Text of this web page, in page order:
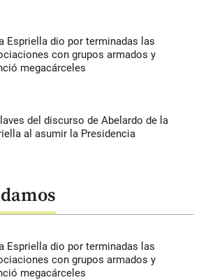
Espriella dio por terminadas las
con grupos armados y
megacárceles
del discurso de Abelardo de la
al asumir la Presidencia
Espriella dio por terminadas las
con grupos armados y
megacárceles